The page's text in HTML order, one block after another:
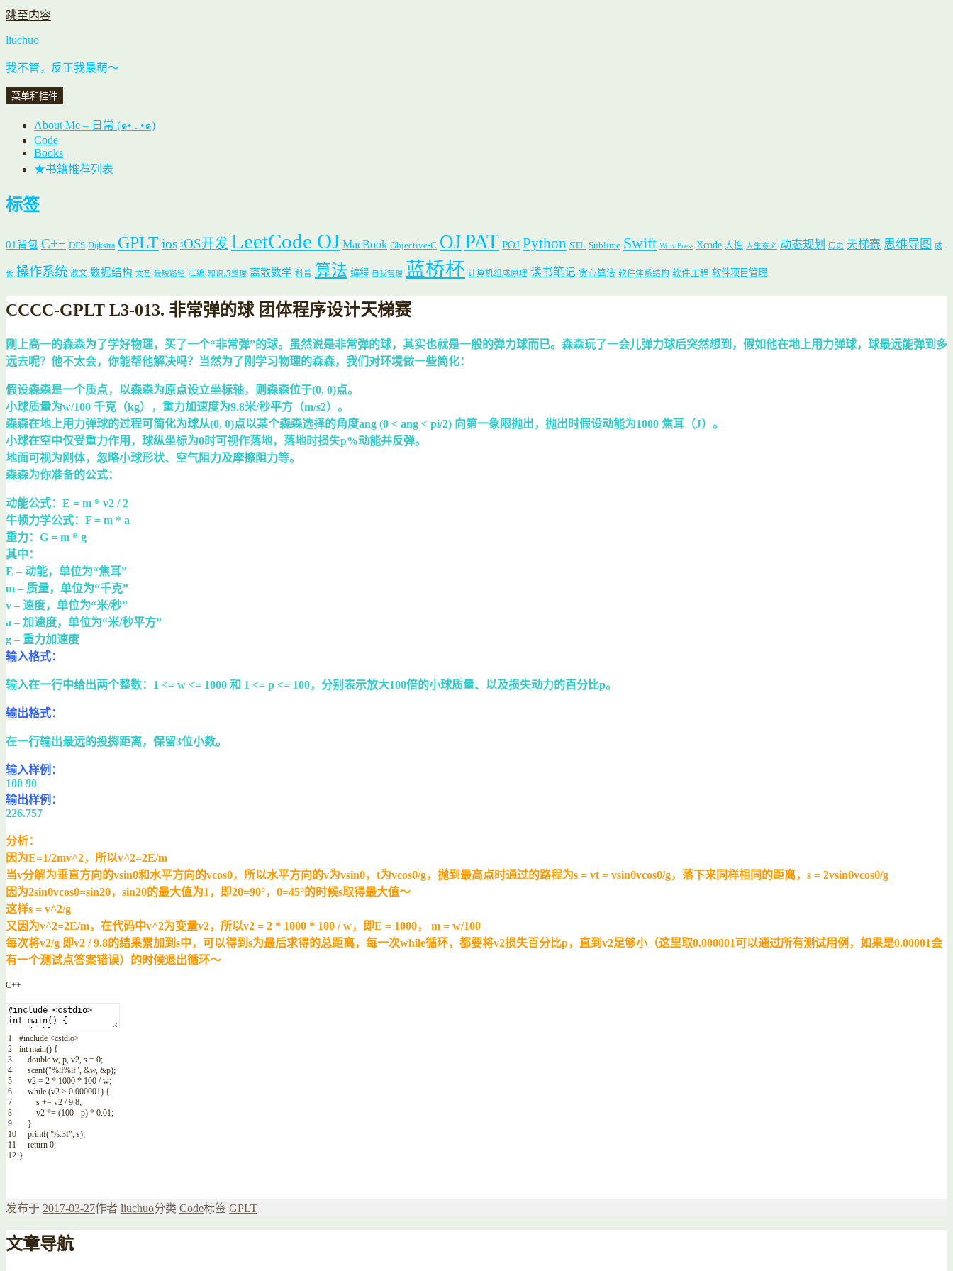
跳至内容
liuchuo
我不管，反正我最萌～
菜单和挂件
About Me – 日常 (๑• . •๑)
Code
Books
★书籍推荐列表
标签
01背包 C++ DFS Dijkstra GPLTiosiOS开发 LeetCode OJ MacBook Objective-C OJPAT POJ Python STL Sublime Swift WordPress Xcode 人性 人生意义 动态规划 历史 天梯赛 思维导图 成
长 操作系统 散文 数据结构 文艺 最短路径 汇编 知识点整理 离散数学 科普 算法 编程 自我管理 蓝桥杯 计算机组成原理 读书笔记 贪心算法 软件体系结构 软件工程 软件项目管理
CCCC-GPLT L3-013. 非常弹的球 团体程序设计天梯赛
刚上高一的森森为了学好物理，买了一个“非常弹”的球。虽然说是非常弹的球，其实也就是一般的弹力球而已。森森玩了一会儿弹力球后突然想到，假如他在地上用力弹球，球最远能弹到多
远去呢？他不太会，你能帮他解决吗？当然为了刚学习物理的森森，我们对环境做一些简化：
假设森森是一个质点，以森森为原点设立坐标轴，则森森位于(0, 0)点。
小球质量为w/100 千克（kg），重力加速度为9.8米/秒平方（m/s2）。
森森在地上用力弹球的过程可简化为球从(0, 0)点以某个森森选择的角度ang (0 < ang < pi/2) 向第一象限抛出，抛出时假设动能为1000 焦耳（J）。
小球在空中仅受重力作用，球纵坐标为0时可视作落地，落地时损失p%动能并反弹。
地面可视为刚体，忽略小球形状、空气阻力及摩擦阻力等。
森森为你准备的公式：
动能公式：E = m * v2 / 2
牛顿力学公式：F = m * a
重力：G = m * g
其中：
E – 动能，单位为“焦耳”
m – 质量，单位为“千克”
v – 速度，单位为“米/秒”
a – 加速度，单位为“米/秒平方”
g – 重力加速度
输入格式：
输入在一行中给出两个整数：1 <= w <= 1000 和 1 <= p <= 100，分别表示放大100倍的小球质量、以及损失动力的百分比p。
输出格式：
在一行输出最远的投掷距离，保留3位小数。
输入样例：
100 90
输出样例：
226.757
分析：
因为E=1/2mv^2，所以v^2=2E/m
当v分解为垂直方向的vsinθ和水平方向的vcosθ，所以水平方向的v为vsinθ，t为vcosθ/g，抛到最高点时通过的路程为s = vt = vsinθvcosθ/g，落下来同样相同的距离，s = 2vsinθvcosθ/g
因为2sinθvcosθ=sin2θ，sin2θ的最大值为1，即2θ=90°，θ=45°的时候s取得最大值～
这样s = v^2/g
又因为v^2=2E/m，在代码中v^2为变量v2，所以v2 = 2 * 1000 * 100 / w，即E = 1000， m = w/100
每次将v2/g 即v2 / 9.8的结果累加到s中，可以得到s为最后求得的总距离，每一次while循环，都要将v2损失百分比p，直到v2足够小（这里取0.000001可以通过所有测试用例，如果是0.00001会
有一个测试点答案错误）的时候退出循环～
C++
1
2
3
4
5
6
7
8
9
10
11
12
#include <cstdio>
int main() {
double w, p, v2, s = 0;
scanf("%lf%lf", &w, &p);
v2 = 2 * 1000 * 100 / w;
while (v2 > 0.000001) {
s += v2 / 9.8;
v2 *= (100 - p) * 0.01;
}
printf("%.3f", s);
return 0;
}
发布于 2017-03-27作者 liuchuo分类 Code标签 GPLT
文章导航